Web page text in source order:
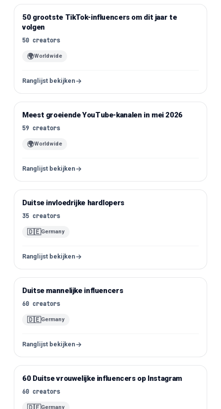
TikTok
50 grootste TikTok-influencers om dit jaar te
volgen
50 creators
🌍Worldwide
Ranglijst bekijken
YouTube
Meest groeiende YouTube-kanalen in mei 2026
59 creators
🌍Worldwide
Ranglijst bekijken
Instagram
Duitse invloedrijke hardlopers
35 creators
🇩🇪Germany
Ranglijst bekijken
Instagram
Duitse mannelijke influencers
60 creators
🇩🇪Germany
Ranglijst bekijken
Instagram
60 Duitse vrouwelijke influencers op Instagram
60 creators
Germany